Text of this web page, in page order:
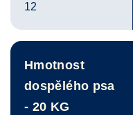
12
Hmotnost
dospělého psa
- 20 KG